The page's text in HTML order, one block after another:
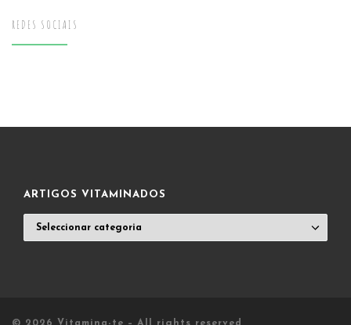
REDES SOCIAIS
ARTIGOS VITAMINADOS
VITAMINADOS